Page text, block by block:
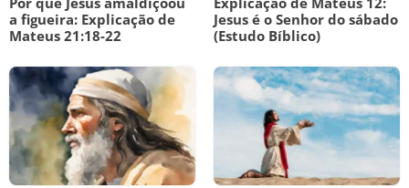
a figueira: Explicação de
Mateus 21:18-22
Jesus é o Senhor do sábado
(Estudo Bíblico)